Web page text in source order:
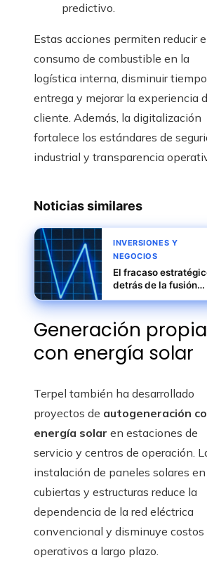
predictivo.
Estas acciones permiten reducir
consumo de combustible en la
logística interna, disminuir
entrega y mejorar la experiencia
cliente. Además, la digitalización
fortalece los estándares de
industrial y transparencia
Noticias similares
INVERSIONES Y
NEGOCIOS
El fracaso
detrás de la fusión
Daimler-Benz y
Chrysler
Generación propia
con energía solar
Terpel también ha desarrollado
proyectos de autogeneración
energía solar en estaciones de
servicio y centros de operación.
instalación de paneles solares en
cubiertas y estructuras reduce la
dependencia de la red eléctrica
convencional y disminuye costos
operativos a largo plazo.